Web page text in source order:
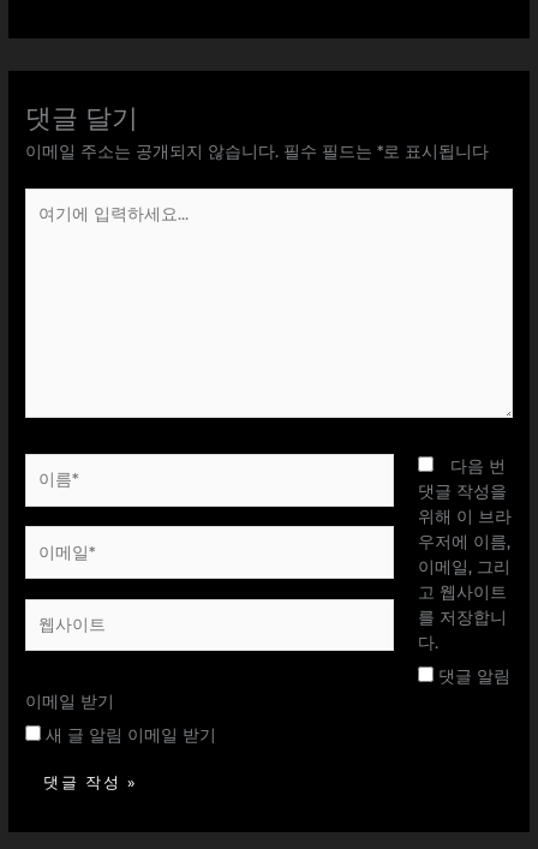
댓글 달기
이메일 주소는 공개되지 않습니다. 필수 필드는*로 표시됩니다
기
름
메
다음 번
댓글 작성을
위해 이 브라
우저에 이름,
이메일, 그리
고 웹사이트
를 저장합니
다.
댓글 알림
이메일 받기
새 글 알림 이메일 받기